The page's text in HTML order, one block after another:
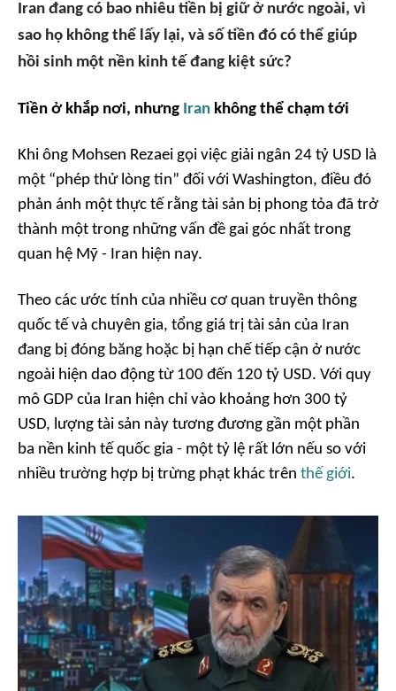
Iran đang có bao nhiêu tiền bị giữ ở nước ngoài, vì
sao họ không thể lấy lại, và số tiền đó có thể giúp
hồi sinh một nền kinh tế đang kiệt sức?
Tiền ở khắp nơi, nhưng Iran không thể chạm tới
Khi ông Mohsen Rezaei gọi việc giải ngân 24 tỷ USD là
một “phép thử lòng tin” đối với Washington, điều đó
phản ánh một thực tế rằng tài sản bị phong tỏa đã trở
thành một trong những vấn đề gai góc nhất trong
quan hệ Mỹ - Iran hiện nay.
Theo các ước tính của nhiều cơ quan truyền thông
quốc tế và chuyên gia, tổng giá trị tài sản của Iran
đang bị đóng băng hoặc bị hạn chế tiếp cận ở nước
ngoài hiện dao động từ 100 đến 120 tỷ USD. Với quy
mô GDP của Iran hiện chỉ vào khoảng hơn 300 tỷ
USD, lượng tài sản này tương đương gần một phần
ba nền kinh tế quốc gia - một tỷ lệ rất lớn nếu so với
nhiều trường hợp bị trừng phạt khác trên thế giới.